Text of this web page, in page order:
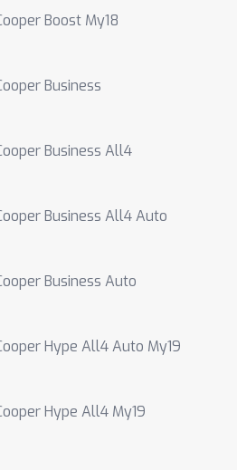
Boost My18
Business
Business All4
Business All4 Auto
Business Auto
Hype All4 Auto My19
Hype All4 My19